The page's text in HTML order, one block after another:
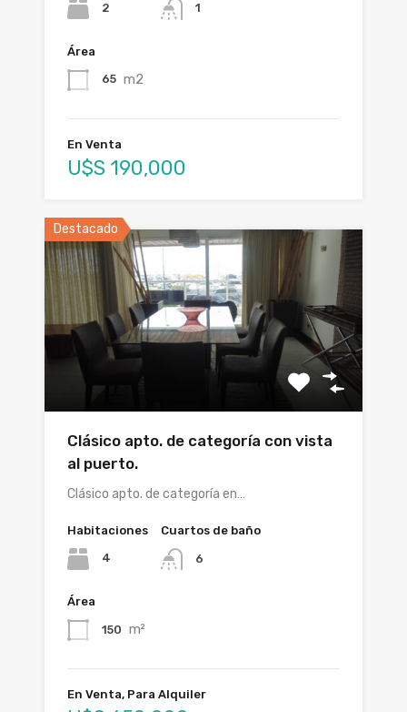
2 1
Área
65 m2
En Venta
U$S 190,000
Destacado
Clásico apto. de categoría con vista
al puerto.
Clásico apto. de categoría en…
Habitaciones
4
Cuartos de baño
6
Área
150 m²
En Venta, Para Alquiler